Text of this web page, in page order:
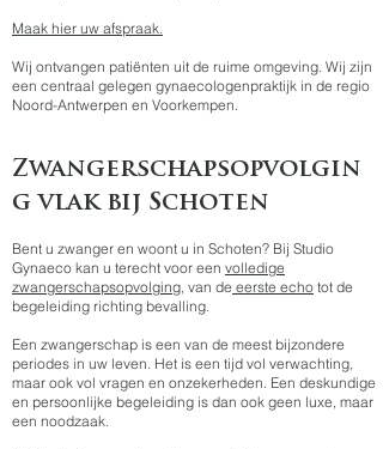
Maak hier uw afspraak.
Wij ontvangen patiënten uit de ruime omgeving. Wij zijn
een centraal gelegen gynaecologenpraktijk in de regio
Noord-Antwerpen en Voorkempen.
Zwangerschapsopvolgin
g vlak bij Schoten
Bent u zwanger en woont u in Schoten? Bij Studio
Gynaeco kan u terecht voor een volledige
zwangerschapsopvolging, van de eerste echo tot de
begeleiding richting bevalling.
Een zwangerschap is een van de meest bijzondere
periodes in uw leven. Het is een tijd vol verwachting,
maar ook vol vragen en onzekerheden. Een deskundige
en persoonlijke begeleiding is dan ook geen luxe, maar
een noodzaak.